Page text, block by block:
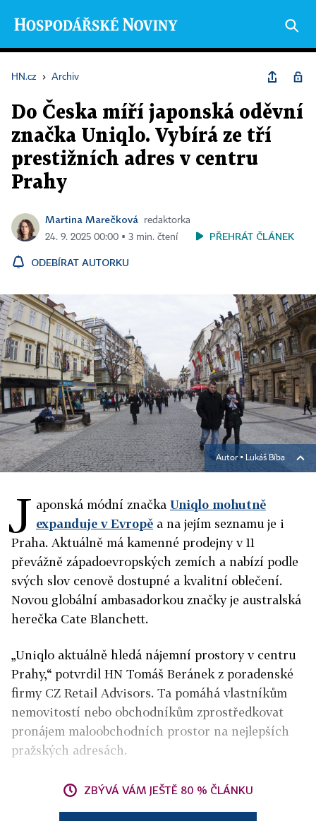
HN.cz › Archiv
Do Česka míří japonská oděvní
značka Uniqlo. Vybírá ze tří
prestižních adres v centru
Prahy
Martina Marečková
redaktorka
24. 9. 2025 00:00 ▪ 3 min. čtení
PŘEHRÁT ČLÁNEK
ODEBÍRAT AUTORKU
Autor ▪ Lukáš Bíba
J aponská módní značka Uniqlo mohutně
expanduje v Evropě a na jejím seznamu je i
Praha. Aktuálně má kamenné prodejny v 11
převážně západoevropských zemích a nabízí podle
svých slov cenově dostupné a kvalitní oblečení.
Novou globální ambasadorkou značky je australská
herečka Cate Blanchett.
„Uniqlo aktuálně hledá nájemní prostory v centru
Prahy,“ potvrdil HN Tomáš Beránek z poradenské
firmy CZ Retail Advisors. Ta pomáhá vlastníkům
nemovitostí nebo obchodníkům zprostředkovat
pronájem maloobchodních prostor na nejlepších
pražských adresách.
ZBÝVÁ VÁM JEŠTĚ 80 % ČLÁNKU